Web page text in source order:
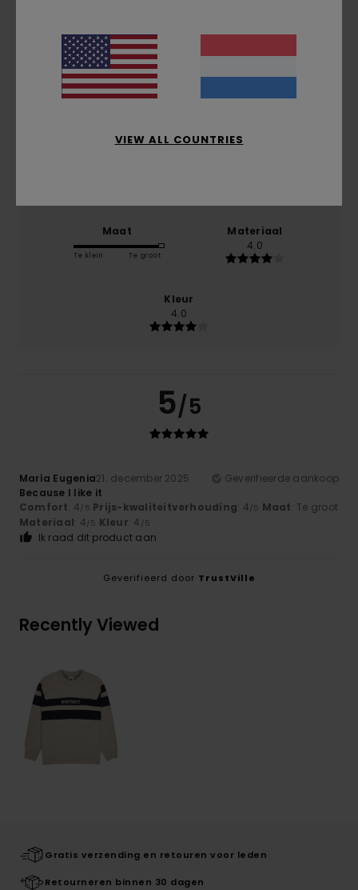
december 2025
100% van onze klanten bevelen dit product aan
Comfort
Maat
Te klein Te groot
Materiaal
4.0
Kleur
4.0
5/5
María Eugenia21. december 2025
Geverifieerde aankoop
Because I like it
Comfort: 4/5 Prijs-kwaliteitverhouding: 4/5 Maat: Te groot
Materiaal: 4/5 Kleur: 4 /5
Ik raad dit product aan
Geverifieerd door TrustVille
Recently Viewed
Gratis verzending en retouren voor leden
Retourneren binnen 30 dagen
VIEW ALL COUNTRIES